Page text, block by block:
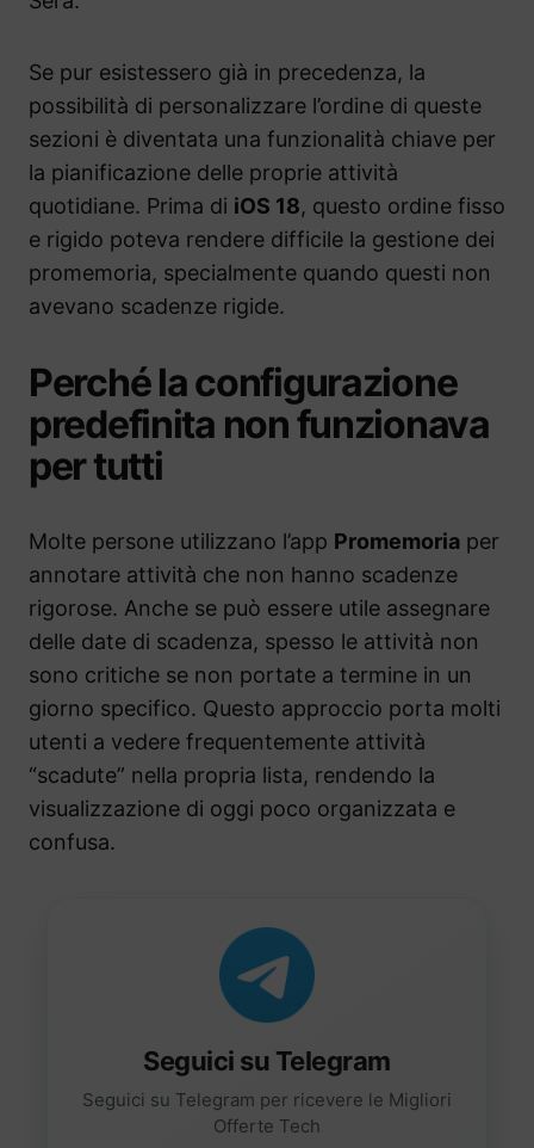
Se pur esistessero già in precedenza, la
possibilità di personalizzare l’ordine di queste
sezioni è diventata una funzionalità chiave per
la pianificazione delle proprie attività
quotidiane. Prima di iOS 18, questo ordine fisso
e rigido poteva rendere difficile la gestione dei
promemoria, specialmente quando questi non
avevano scadenze rigide.
Perché la configurazione
predefinita non funzionava
per tutti
Molte persone utilizzano l’app Promemoria per
annotare attività che non hanno scadenze
rigorose. Anche se può essere utile assegnare
delle date di scadenza, spesso le attività non
sono critiche se non portate a termine in un
giorno specifico. Questo approccio porta molti
utenti a vedere frequentemente attività
“scadute” nella propria lista, rendendo la
visualizzazione di oggi poco organizzata e
confusa.
Seguici su Telegram
Seguici su Telegram per ricevere le Migliori
Offerte Tech